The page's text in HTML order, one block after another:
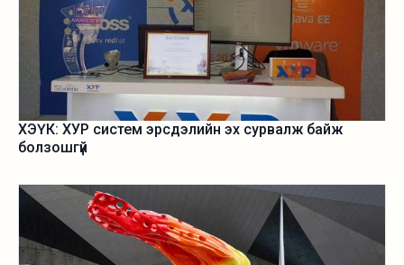
ХЭҮК: ХУР систем эрсдэлийн эх сурвалж байж
болзошгүй